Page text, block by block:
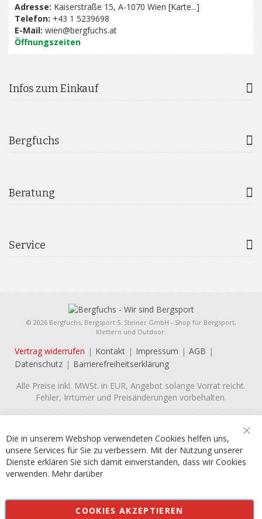
Adresse: Kaiserstraße 15, A-1070 Wien [Karte...]
Telefon: +43 1 5239698
E-Mail: wien@bergfuchs.at
Öffnungszeiten
Infos zum Einkauf
Bergfuchs
Beratung
Service
© 2026 Bergfuchs, Bergsport S. Steiner GmbH - Shop für Bergsport,
Klettern und Outdoor.
Vertrag widerrufen Kontakt Impressum
AGB
Datenschutz
Barrierefreiheitserklärung
Alle Preise inkl. MWSt. in EUR, Angebot solange Vorrat reicht.
Fehler, Irrtümer und Preisänderungen vorbehalten.
Die in unserem Webshop verwendeten Cookies helfen uns,
unsere Services für Sie zu verbessern. Mit der Nutzung unserer
Dienste erklären Sie sich damit einverstanden, dass wir Cookies
verwenden. Mehr darüber
COOKIES AKZEPTIEREN